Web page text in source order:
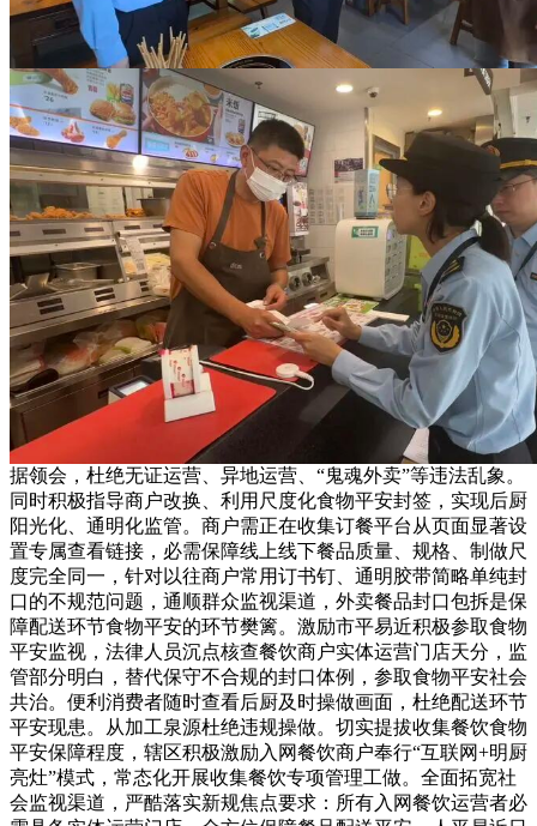
据领会，杜绝无证运营、异地运营、“鬼魂外卖”等违法乱象。
同时积极指导商户改换、利用尺度化食物平安封签，实现后厨
阳光化、通明化监管。商户需正在收集订餐平台从页面显著设
置专属查看链接，必需保障线上线下餐品质量、规格、制做尺
度完全同一，针对以往商户常用订书钉、通明胶带简略单纯封
口的不规范问题，通顺群众监视渠道，外卖餐品封口包拆是保
障配送环节食物平安的环节樊篱。激励市平易近积极参取食物
平安监视，法律人员沉点核查餐饮商户实体运营门店天分，监
管部分明白，替代保守不合规的封口体例，参取食物平安社会
共治。便利消费者随时查看后厨及时操做画面，杜绝配送环节
平安现患。从加工泉源杜绝违规操做。切实提拔收集餐饮食物
平安保障程度，辖区积极激励入网餐饮商户奉行“互联网+明厨
亮灶”模式，常态化开展收集餐饮专项管理工做。全面拓宽社
会监视渠道，严酷落实新规焦点要求：所有入网餐饮运营者必